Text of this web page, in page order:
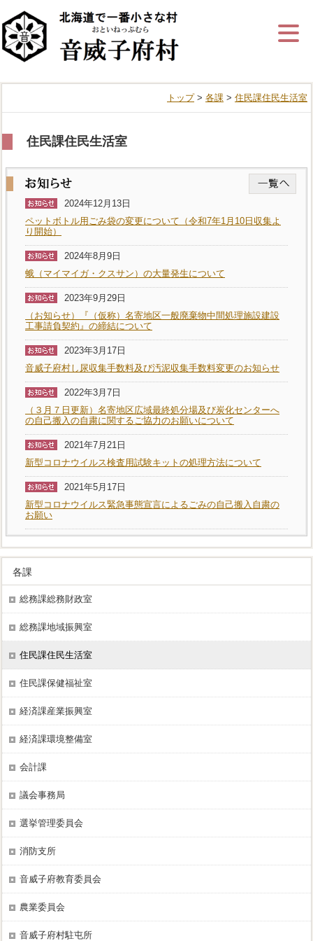
ビ
ゲ
ー
シ
ン
飛
トップ> 各課 > 住民課住民生活室
住民課住民生活室
2024年12月13日
ペットボトル用ごみ袋の変更について（令和7年1月10日収集よ
り開始）
2024年8月9日
蛾（マイマイガ・クスサン）の大量発生について
2023年9月29日
（お知らせ）『（仮称）名寄地区一般廃棄物中間処理施設建設
工事請負契約』の締結について
2023年3月17日
音威子府村し尿収集手数料及び汚泥収集手数料変更のお知らせ
2022年3月7日
（３月７日更新）名寄地区広域最終処分場及び炭化センターへ
の自己搬入の自粛に関するご協力のお願いについて
2021年7月21日
新型コロナウイルス検査用試験キットの処理方法について
2021年5月17日
新型コロナウイルス緊急事態宣言によるごみの自己搬入自粛の
お願い
各課
総務課総務財政室
総務課地域振興室
住民課住民生活室
住民課保健福祉室
経済課産業振興室
経済課環境整備室
会計課
議会事務局
選挙管理委員会
消防支所
音威子府教育委員会
農業委員会
音威子府村駐屯所